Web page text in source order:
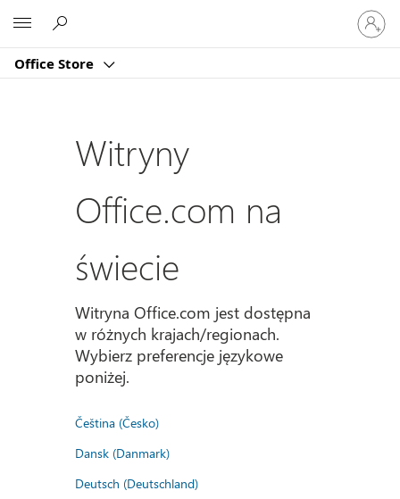
Office Store
Zaloguj
się
do
konta
Witryny
Office.com na
świecie
Witryna Office.com jest dostępna
w różnych krajach/regionach.
Wybierz preferencje językowe
poniżej.
Čeština (Česko)
Dansk (Danmark)
Deutsch (Deutschland)